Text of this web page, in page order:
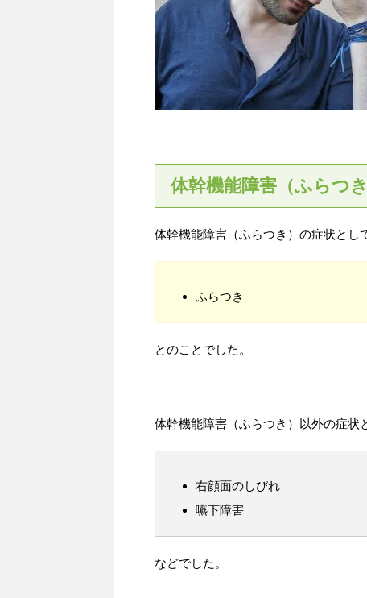
体幹機能障害（ふらつ
体幹機能障害（ふらつき）の症状とし
ふらつき
とのことでした。
体幹機能障害（ふらつき）以外の症状
右顔面のしびれ
嚥下障害
などでした。